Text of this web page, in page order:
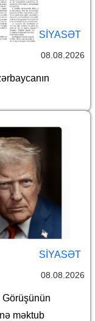
SİYASƏT
08.08.2026
SİYASƏT
08.08.2026
məktub